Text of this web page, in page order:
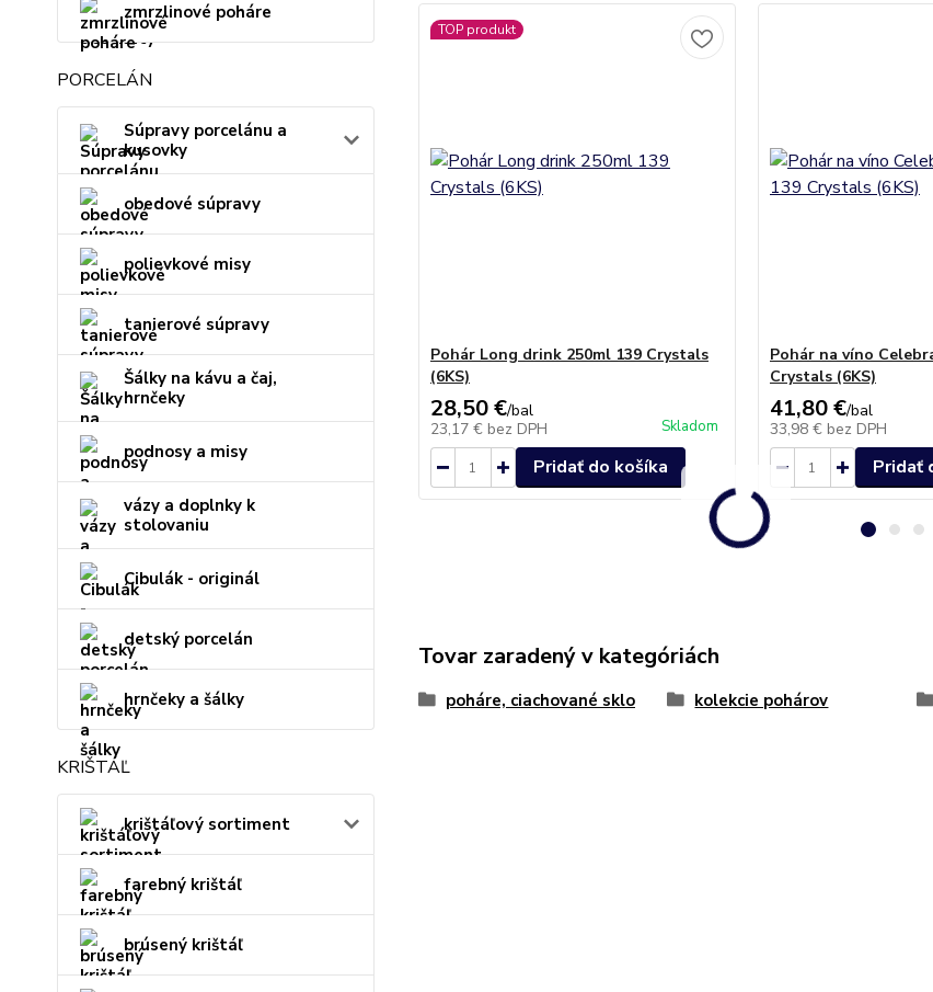
zmrzlinové poháre
PORCELÁN
Súpravy porcelánu a
kusovky
obedové súpravy
polievkové misy
tanierové súpravy
Šálky na kávu a čaj,
hrnčeky
podnosy a misy
vázy a doplnky k
stolovaniu
Cibulák - originál
detský porcelán
hrnčeky a šálky
KRIŠTÁĽ
krištáľový sortiment
farebný krištáľ
brúsený krištáľ
TOP produkt
Pohár Long drink 250ml 139 Crystals
(6KS)
28,50 €/bal
23,17 € bez DPH Skladom
Pridať do košíka
Pohár na víno
Crystals (6KS)
41,80 €/bal
33,98 € bez DPH
Pridať
Tovar zaradený v kategóriách
poháre, ciachované sklo kolekcie pohárov